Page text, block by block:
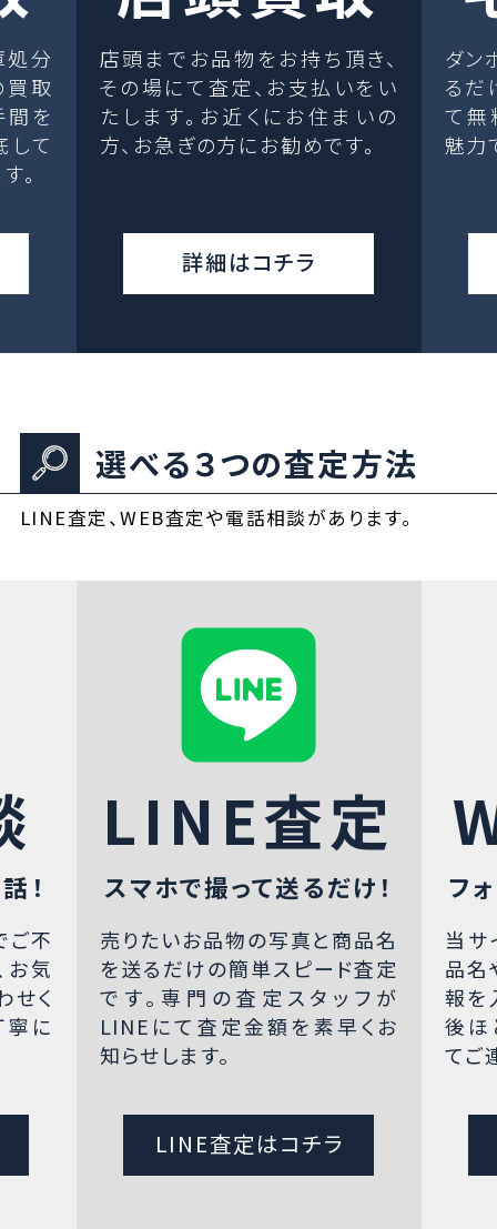
処分
取
間を
して
。
店頭までお品物をお持ち頂き、
その場にて査定、お支払いをい
たします。お近くにお住まいの
方、お急ぎの方にお勧めです。
詳細はコチラ
ダン
るだ
て無
魅力
選べる３つの査定方法
LINE査定、WEB査定や電話相談があります。
！
ご不
お気
せく
寧に
LINE査定
スマホで撮って送るだけ！
売りたいお品物の写真と商品名
を送るだけの簡単スピード査定
です。専門の査定スタッフが
LINEにて査定金額を素早くお
知らせします。
LINE査定はコチラ
フ
当サ
品名
報を
後ほ
てご